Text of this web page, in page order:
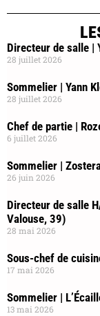
Directeur de salle |
28 juillet 2026
Sommelier | Yann
28 juillet 2026
Chef de partie |
6 juillet 2026
Sommelier |
26 juin 2026
Directeur de salle
Valouse, 39)
28 mai 2026
Sous-chef de
17 mai 2026
Sommelier |
13 mai 2026